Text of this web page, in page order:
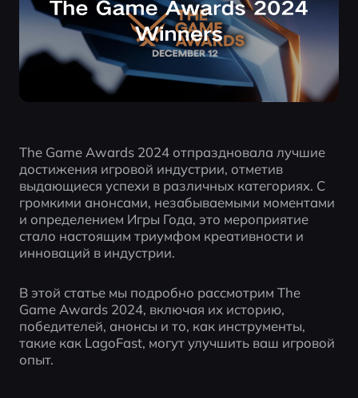
The Game Awards 2024 отпраздновала лучшие
достижения игровой индустрии, отметив
выдающиеся успехи в различных категориях. С
громкими анонсами, незабываемыми моментами
и определением Игры Года, это мероприятие
стало настоящим триумфом креативности и
инноваций в индустрии.
В этой статье мы подробно рассмотрим The
Game Awards 2024, включая их историю,
победителей, анонсы и то, как инструменты,
такие как LagoFast, могут улучшить ваш игровой
опыт.